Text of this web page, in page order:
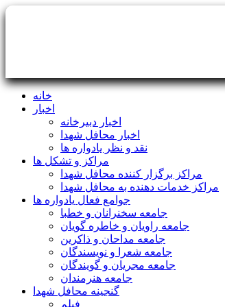
خانه
اخبار
اخبار دبیرخانه
اخبار محافل شهدا
نقد و نظر یادواره ها
مراکز و تشکل ها
مراکز برگزار کننده محافل شهدا
مراکز خدمات دهنده به محافل شهدا
جوامع فعال یادواره ها
جامعه سخنرانان و خطبا
جامعه راویان و خاطره گویان
جامعه مداحان و ذاکرین
جامعه شعرا و نویسندگان
جامعه مجریان و گویندگان
جامعه هنرمندان
گنجینه محافل شهدا
فیلم